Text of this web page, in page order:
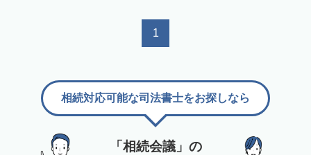
1
「相続会議」の
相続対応可能な司法書士をお探しなら